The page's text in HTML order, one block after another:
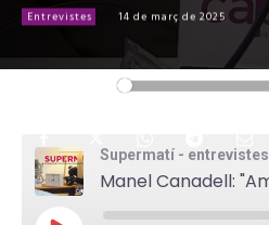
Entrevistes 14 de març de 2025
Reproductor
Supermatí - entrevistes